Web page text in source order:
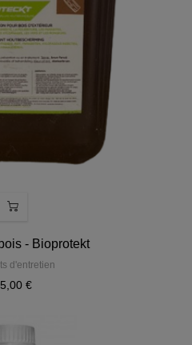
- Bioprotekt
d'entretien
€